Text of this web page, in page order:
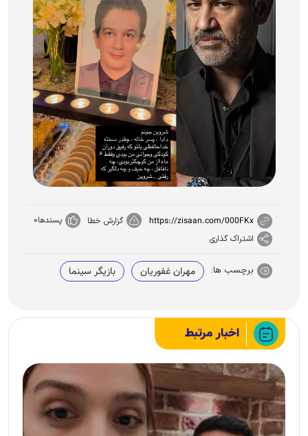
https://zisaan.com/000FKx گزارش خطا پسندها0
اشتراک گذاری
برچسب ها: مهران غفوریان بازیگر سینما
اخبار مرتبط